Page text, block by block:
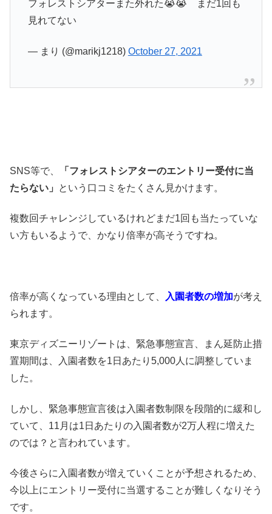
フォレストシアターまた外れた😭😭 まだ1回も
見れてない
— まり (@marikj1218) October 27, 2021
SNS等で、
「フォレストシアターのエントリー受付に当
たらない」
という口コミをたくさん見かけます。
複数回チャレンジしているけれどまだ1回も当たっていな
い方もいるようで、かなり倍率が高そうですね。
倍率が高くなっている理由として、 入園者数の増加が考え
られます。
東京ディズニーリゾートは、緊急事態宣言、まん延防止措
置期間は、入園者数を1日あたり5,000人に調整していま
した。
しかし、緊急事態宣言後は入園者数制限を段階的に緩和し
ていて、11月は1日あたりの入園者数が2万人程に増えた
のでは？と言われています。
今後さらに入園者数が増えていくことが予想されるため、
今以上にエントリー受付に当選することが難しくなりそう
です。